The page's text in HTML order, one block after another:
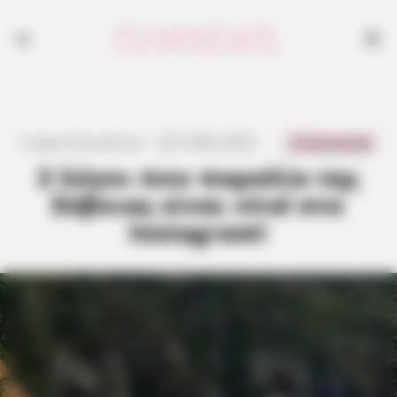
2 λόγοι που παραλία της
Εύβοιας είναι viral στο
Instagram!